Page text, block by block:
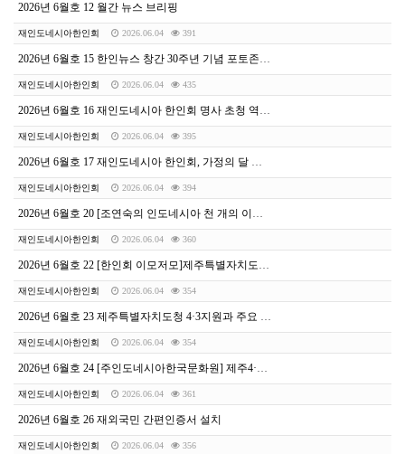
2026년 6월호 12 월간 뉴스 브리핑
재인도네시아한인회 2026.06.04 391
2026년 6월호 15 한인뉴스 창간 30주년 기념 포토존 이벤트 ❤️
재인도네시아한인회 2026.06.04 435
2026년 6월호 16 재인도네시아 한인회 명사 초청 역사 인문학 강좌 안내
재인도네시아한인회 2026.06.04 395
2026년 6월호 17 재인도네시아 한인회, 가정의 달 맞이 ‘명사 초청 의학 세미나’ 성료
재인도네시아한인회 2026.06.04 394
2026년 6월호 20 [조연숙의 인도네시아 천 개의 이야기] BTS 팬 ‘아미’는 세상을 바꿀 수 있을까?
재인도네시아한인회 2026.06.04 360
2026년 6월호 22 [한인회 이모저모]제주특별자치도청 방문단, 한인회 방문 및 간담회 개최
재인도네시아한인회 2026.06.04 354
2026년 6월호 23 제주특별자치도청 4·3지원과 주요 업무 소개
재인도네시아한인회 2026.06.04 354
2026년 6월호 24 [주인도네시아한국문화원] 제주4·3과 해녀 이야기, 자카르타서 펼쳐지다
재인도네시아한인회 2026.06.04 361
2026년 6월호 26 재외국민 간편인증서 설치
재인도네시아한인회 2026.06.04 356